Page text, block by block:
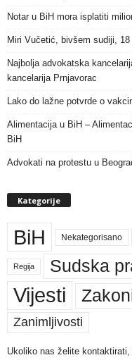
Notar u BiH mora isplatiti
Miri Vučetić, bivšem sudiji,
Najbolja advokatska
kancelarija Prnjavorac
Lako do lažne potvrde o
Alimentacija u BiH –
BiH
Advokati na protestu u
Kategorije
BiH Nekategorisano
Regija Sudska
Vijesti
Zanimljivosti
Ukoliko nas želite